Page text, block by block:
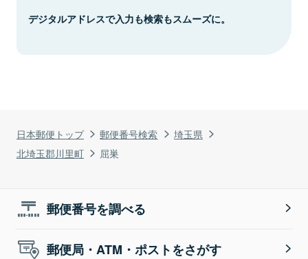
日本郵便トップ 郵便番号検索
埼玉県
北埼玉郡川里町
屈巣
デジタルアドレスで入力も検索もスムーズに。
郵便番号を調べる
郵便局・ATM・ポストをさがす